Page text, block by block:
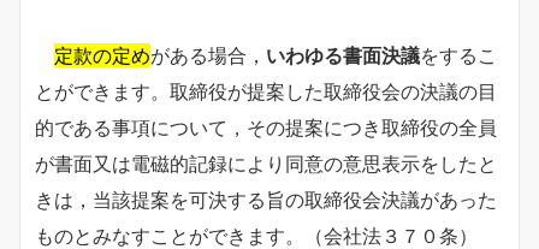
定款の定めがある場合， いわゆる書面決議をするこ
とができます。取締役が提案した取締役会の決議の目
的である事項について，その提案につき取締役の全員
が書面又は電磁的記録により同意の意思表示をしたと
きは，当該提案を可決する旨の取締役会決議があった
ものとみなすことができます。（会社法３７０条）